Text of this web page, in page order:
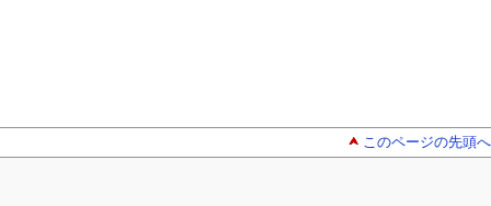
このページの先頭へ